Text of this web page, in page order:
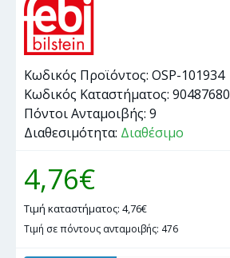
Κωδικός Προϊόντος: OSP-101934
Κωδικός Καταστήματος: 90487680
Πόντοι Ανταμοιβής: 9
Διαθεσιμότητα: Διαθέσιμο
4,76€
Τιμή καταστήματος: 4,76€
Τιμή σε πόντους ανταμοιβής: 476